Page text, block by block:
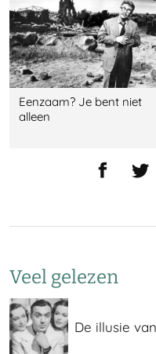
Eenzaam? Je bent niet
alleen
Veel gelezen
De illusie